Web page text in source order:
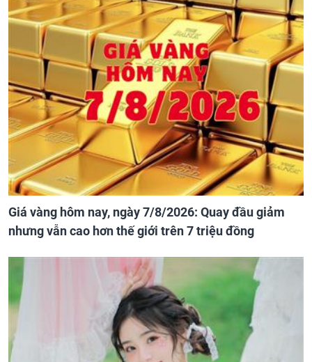
Giá vàng hôm nay, ngày 7/8/2026: Quay đầu giảm
nhưng vẫn cao hơn thế giới trên 7 triệu đồng